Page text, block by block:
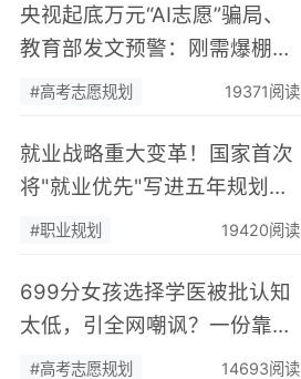
央视起底万元“AI志愿”骗局、
教育部发文预警：刚需爆棚的
高考志愿规划，正在告别乱象
#高考志愿规划 19371阅读
就业战略重大变革！国家首次
将"就业优先"写进五年规划，
藏着普通人必看的关键信号
#职业规划 19420阅读
699分女孩选择学医被批认知
太低，引全网嘲讽？一份靠谱
的高考志愿规划，从来不能只
#高考志愿规划 14693阅读